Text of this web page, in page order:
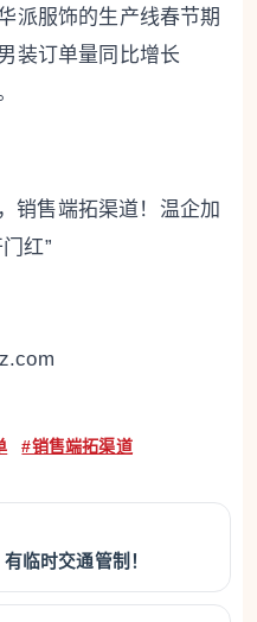
派服饰的生产线春节期
装订单量同比增长
销售端拓渠道！温企加
红”
#销售端拓渠道
临时交通管制！